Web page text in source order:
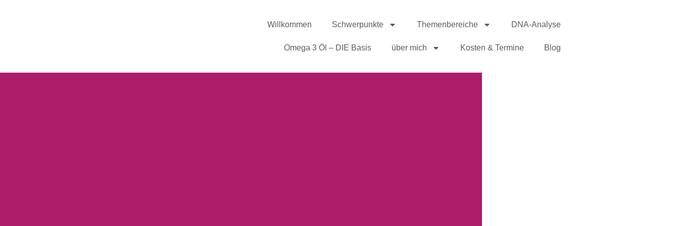
Willkommen Schwerpunkte Themenbereiche DNA-Analyse
Omega 3 Öl – DIE Basis über mich Kosten & Termine Blog